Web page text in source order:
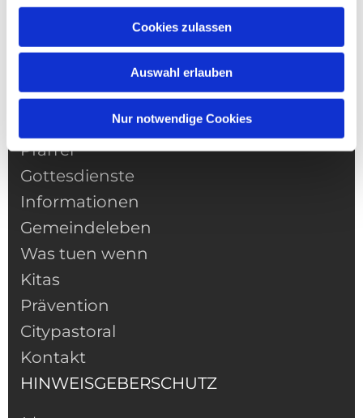
Cookies zulassen
Auswahl erlauben
Nur notwendige Cookies
NAVIGATION
Pfarrei
Gottesdienste
Informationen
Gemeindeleben
Was tuen wenn
Kitas
Prävention
Citypastoral
Kontakt
HINWEISGEBERSCHUTZ